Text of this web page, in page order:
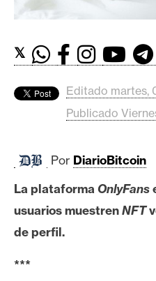
a
o
t
o
i
n
𝕏
Editado martes,
Publicado
Por DiarioBitcoin
La plataforma OnlyFans
usuarios muestrenNFT
de perfil.
***